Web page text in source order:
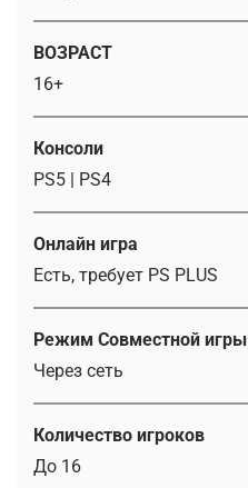
ВОЗРАСТ
16+
Консоли
PS5 | PS4
Онлайн игра
Есть, требует PS PLUS
Режим Совместной игры
Через сеть
Количество игроков
До 16